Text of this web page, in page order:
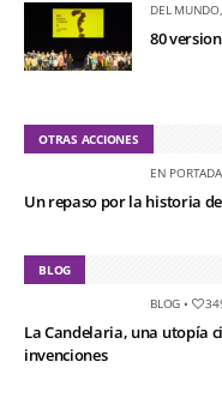
DEL MUNDO,
80
OTRAS ACCIONES
EN PORTADA,
Un repaso por la historia
BLOG
BLOG •
La Candelaria, una utopía
invenciones